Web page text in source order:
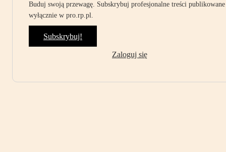
Buduj swoją przewagę. Subskrybuj profesjonalne treści publikowane
wyłącznie w pro.rp.pl.
Subskrybuj!
Zaloguj się